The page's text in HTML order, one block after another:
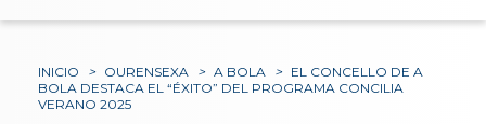
INICIO > OURENSEXA > A BOLA > EL CONCELLO DE A
BOLA DESTACA EL “ÉXITO” DEL PROGRAMA CONCILIA
VERANO 2025